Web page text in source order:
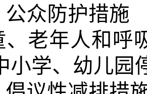
公众防护措施
、老年人和呼
小学、幼儿园